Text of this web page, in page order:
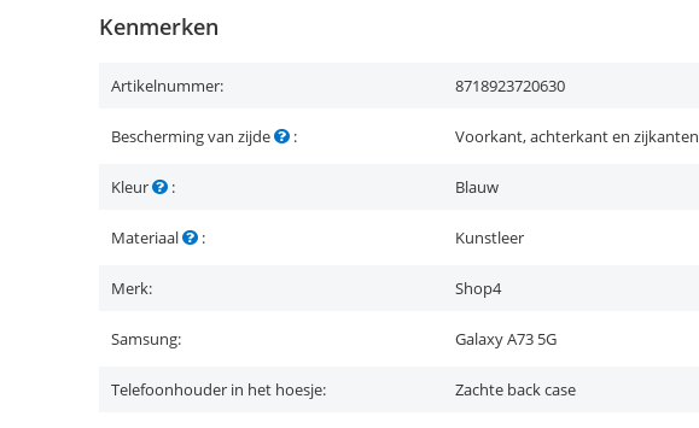
Kenmerken
Artikelnummer: 8718923720630
Bescherming van zijde : Voorkant, achterkant en zijkanten
Kleur : Blauw
Materiaal : Kunstleer
Merk: Shop4
Samsung: Galaxy A73 5G
Telefoonhouder in het hoesje: Zachte back case